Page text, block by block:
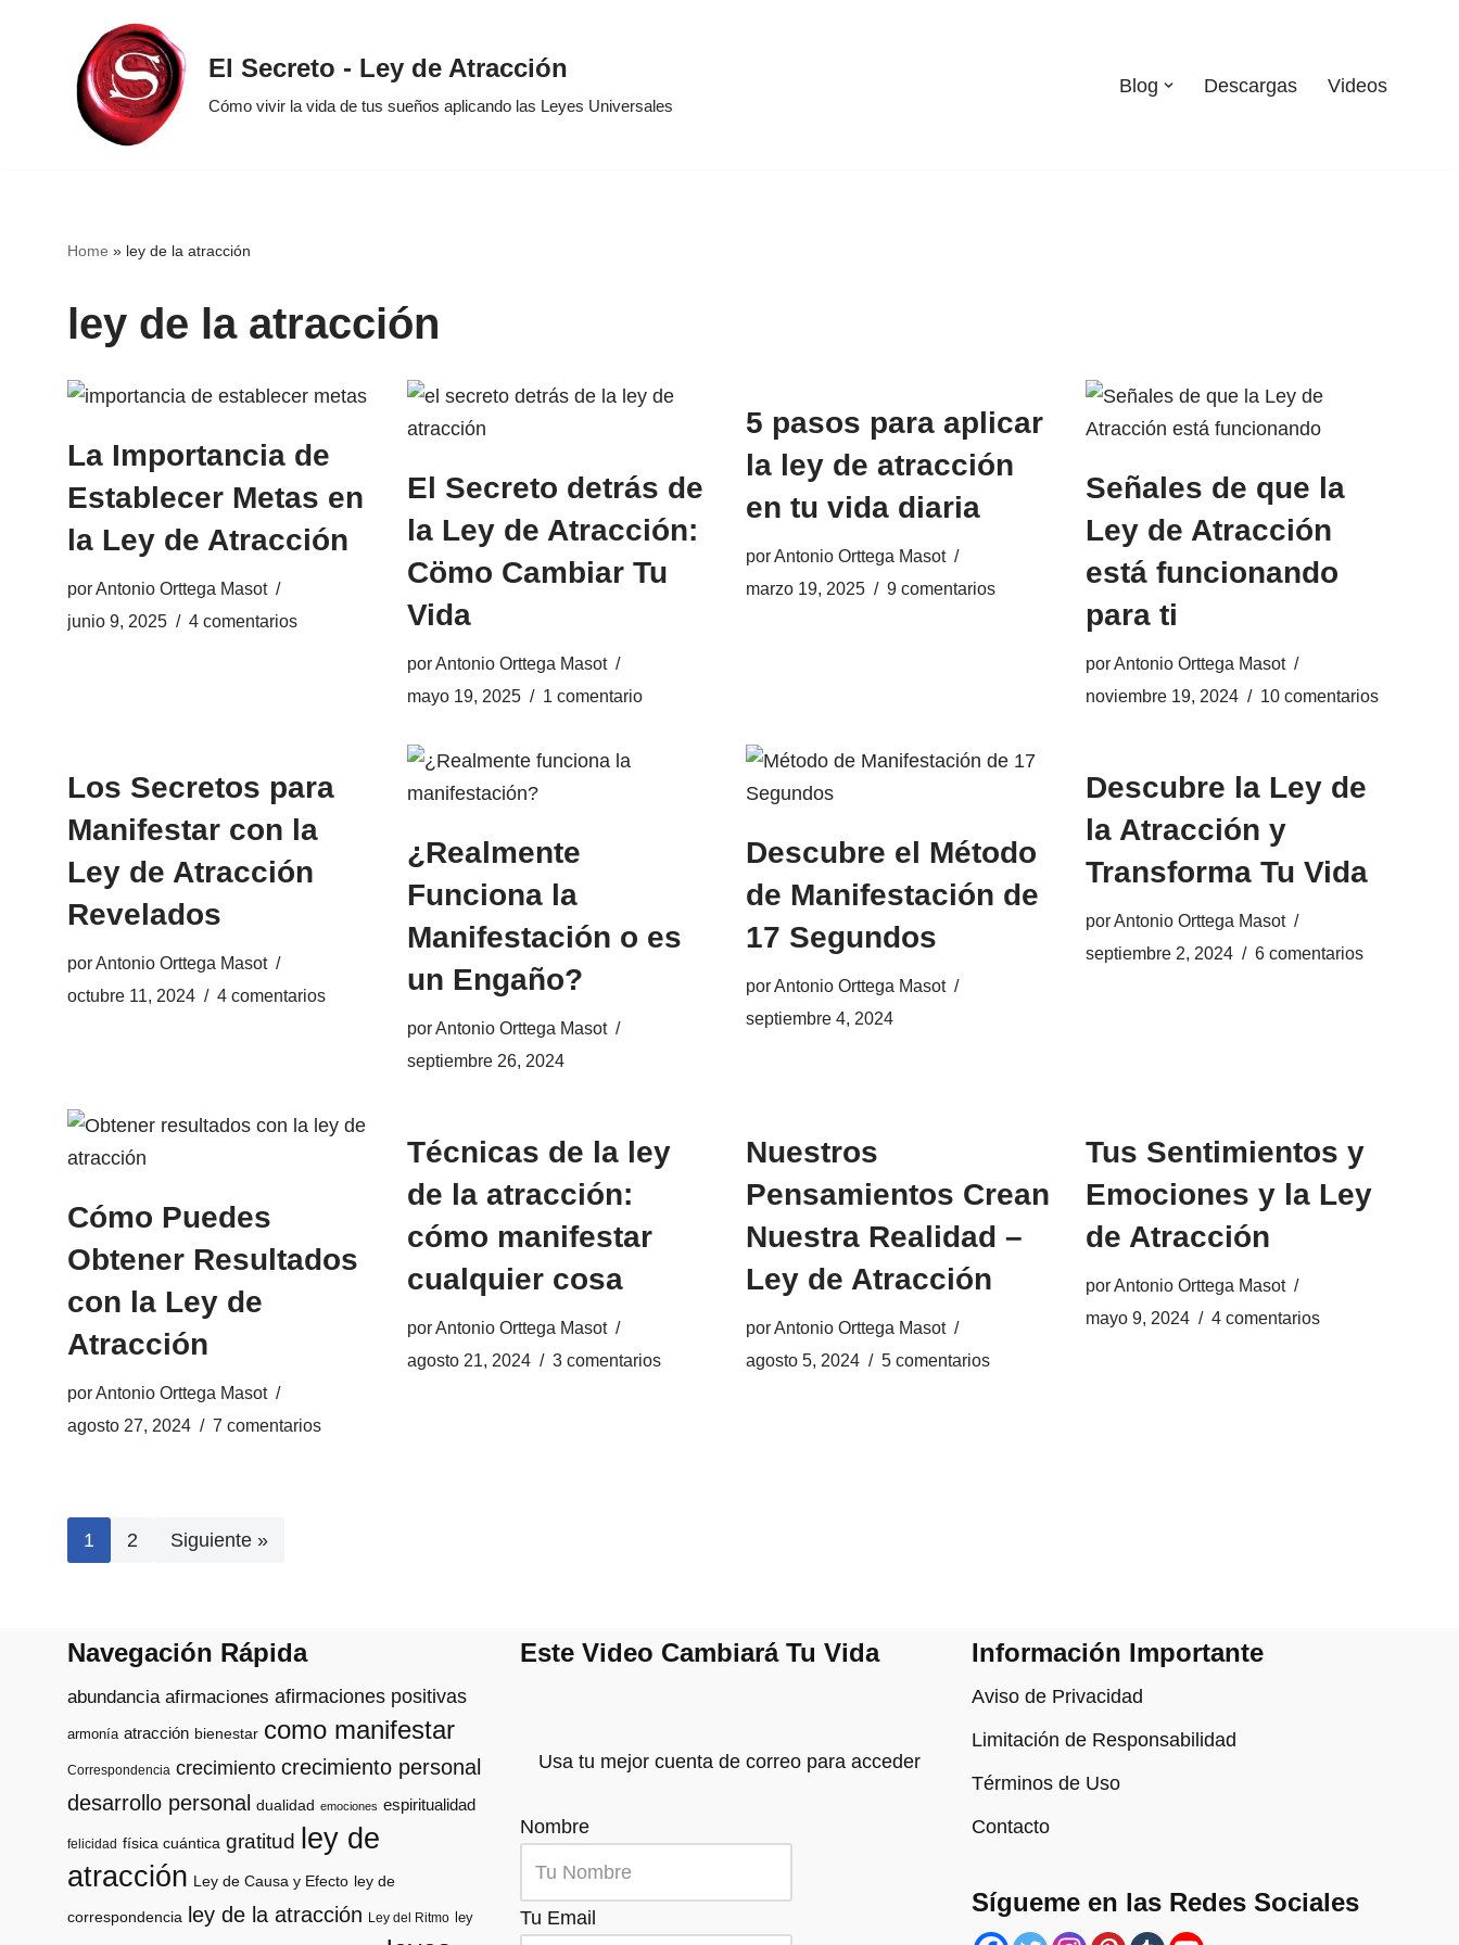
contenido
El Secreto - Ley de Atracción
Cómo vivir la vida de tus sueños aplicando las Leyes Universales
Blog Descargas Videos
Home » ley de la atracción
ley de la atracción
La Importancia de
Establecer Metas en
la Ley de Atracción
porAntonio Orttega Masot
junio 9, 2025
4 comentarios
El Secreto detrás de
la Ley de Atracción:
Cömo Cambiar Tu
Vida
porAntonio Orttega Masot
mayo 19, 2025
1 comentario
5 pasos para aplicar
la ley de atracción
en tu vida diaria
porAntonio Orttega Masot
marzo 19, 2025
9 comentarios
Señales de que la
Ley de Atracción
está funcionando
para ti
porAntonio Orttega Masot
noviembre 19, 2024
10 comentarios
Los Secretos para
Manifestar con la
Ley de Atracción
Revelados
porAntonio Orttega Masot
octubre 11, 2024
4 comentarios
¿Realmente
Funciona la
Manifestación o es
un Engaño?
porAntonio Orttega Masot
septiembre 26, 2024
Descubre el Método
de Manifestación de
17 Segundos
porAntonio Orttega Masot
septiembre 4, 2024
Descubre la Ley de
la Atracción y
Transforma Tu Vida
porAntonio Orttega Masot
septiembre 2, 2024
6 comentarios
Cómo Puedes
Obtener Resultados
con la Ley de
Atracción
porAntonio Orttega Masot
agosto 27, 2024
7 comentarios
Técnicas de la ley
de la atracción:
cómo manifestar
cualquier cosa
porAntonio Orttega Masot
agosto 21, 2024
3 comentarios
Nuestros
Pensamientos Crean
Nuestra Realidad –
Ley de Atracción
porAntonio Orttega Masot
agosto 5, 2024
5 comentarios
Tus Sentimientos y
Emociones y la Ley
de Atracción
porAntonio Orttega Masot
mayo 9, 2024
4 comentarios
1 2 Siguiente »
Navegación Rápida
abundancia afirmaciones afirmaciones positivas
armonía atracción bienestar como manifestar
Correspondencia crecimiento crecimiento personal
desarrollo personal dualidad emociones espiritualidad
felicidad física cuántica gratitud
ley de
atracción Ley de Causa y Efecto ley de
correspondencia ley de la atracción Ley del Ritmo ley
Este Video Cambiará Tu Vida
Usa tu mejor cuenta de correo para acceder
Nombre
Tu Email
Información Importante
Aviso de Privacidad
Limitación de Responsabilidad
Términos de Uso
Contacto
Sígueme en las Redes Sociales